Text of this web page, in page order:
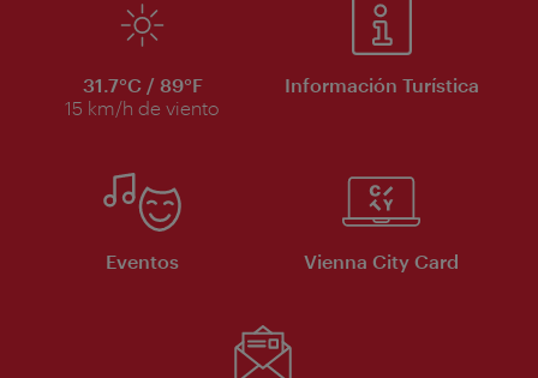
31.7°C / 89°F
15 km/h de viento
Información Turística
Eventos Vienna City Card